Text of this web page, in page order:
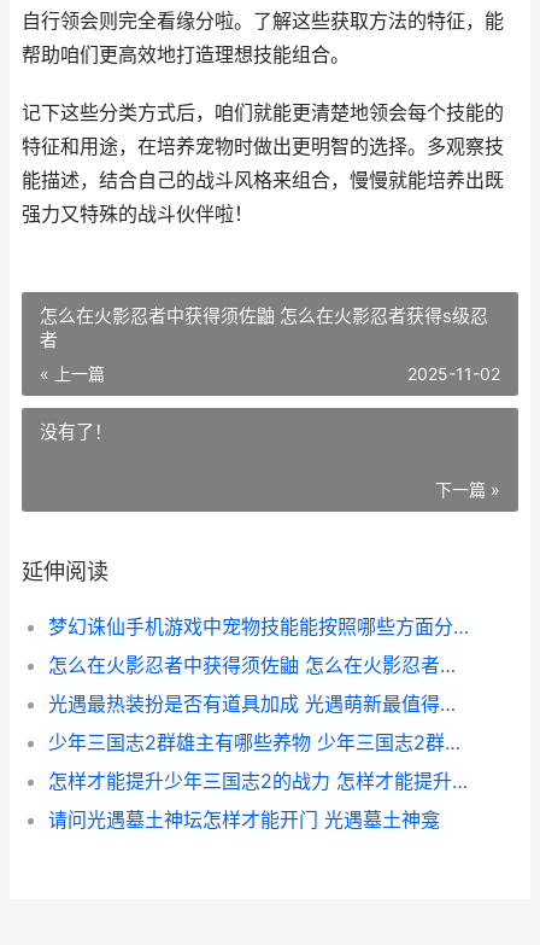
自行领会则完全看缘分啦。了解这些获取方法的特征，能
帮助咱们更高效地打造理想技能组合。
记下这些分类方式后，咱们就能更清楚地领会每个技能的
特征和用途，在培养宠物时做出更明智的选择。多观察技
能描述，结合自己的战斗风格来组合，慢慢就能培养出既
强力又特殊的战斗伙伴啦！
怎么在火影忍者中获得须佐鼬 怎么在火影忍者获得s级忍
者
« 上一篇 2025-11-02
没有了！
下一篇 »
延伸阅读
梦幻诛仙手机游戏中宠物技能能按照哪些方面分类 2021梦幻诛仙手游官网
怎么在火影忍者中获得须佐鼬 怎么在火影忍者获得s级忍者
光遇最热装扮是否有道具加成 光遇萌新最值得换的装扮
少年三国志2群雄主有哪些养物 少年三国志2群雄赤金阵容推荐
怎样才能提升少年三国志2的战力 怎样才能提升少管所工作
请问光遇墓土神坛怎样才能开门 光遇墓土神龛